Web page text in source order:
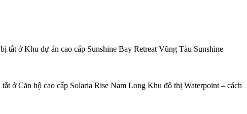
tắt ở Khu dự án cao cấp Sunshine Bay Retreat Vũng Tàu Sunshine
tắt ở Căn hộ cao cấp Solaria Rise Nam Long Khu đô thị Waterpoint – cách